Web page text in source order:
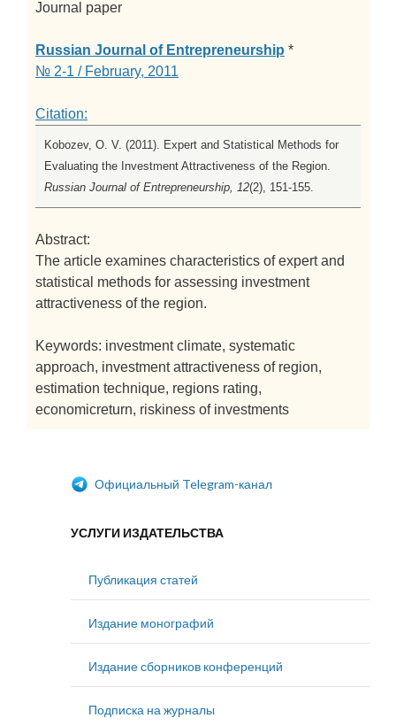
Journal paper
Russian Journal of Entrepreneurship *
№ 2-1 / February, 2011
Citation:
Kobozev, O. V. (2011). Expert and Statistical Methods for
Evaluating the Investment Attractiveness of the Region.
Russian Journal of Entrepreneurship, 12(2), 151-155.
Abstract:
The article examines characteristics of expert and
statistical methods for assessing investment
attractiveness of the region.
Keywords: investment climate, systematic
approach, investment attractiveness of region,
estimation technique, regions rating,
economicreturn, riskiness of investments
Официальный Telegram-канал
УСЛУГИ ИЗДАТЕЛЬСТВА
Публикация статей
Издание монографий
Издание сборников конференций
Подписка на журналы